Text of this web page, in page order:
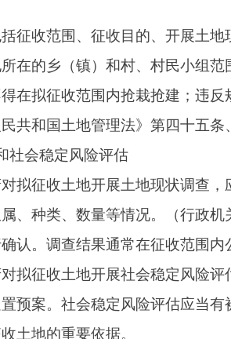
要依据。
地管理法》 第四十七条、 《中华人民
偿安置方案。征地补偿安置方案应当包
等内容，保障被征地农民原有生活水平
地管理法》第四十七条、
上地方人民政府应当在拟征收土地所
理补偿登记的方式和期限、异议反馈渠
地管理法》第四十七条、《中华人民共
员认为拟定的征地补偿安置方案不符